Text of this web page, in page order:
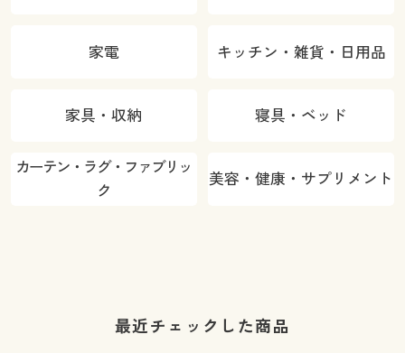
家電 キッチン・雑貨・日用品
家具・収納 寝具・ベッド
カーテン・ラグ・ファブリッ
ク
美容・健康・サプリメント
最近チェックした商品